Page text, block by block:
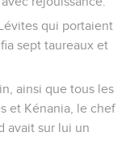
qui portaient
sept taureaux et
ainsi que tous les
et Kénania, le chef
avait sur lui un